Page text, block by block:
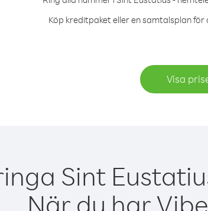
Köp kreditpaket eller en samtalsplan
Visa
Sint
När du har